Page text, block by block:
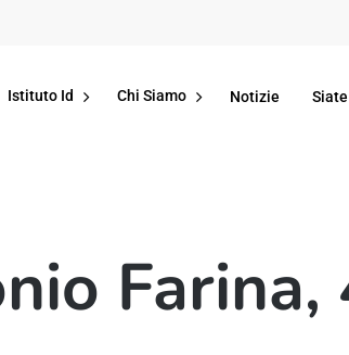
Istituto Id Chi Siamo Notizie
Farina,